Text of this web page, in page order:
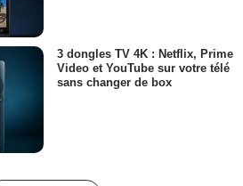
3 dongles TV 4K : Netflix, Prime
Video et YouTube sur votre télé
sans changer de box